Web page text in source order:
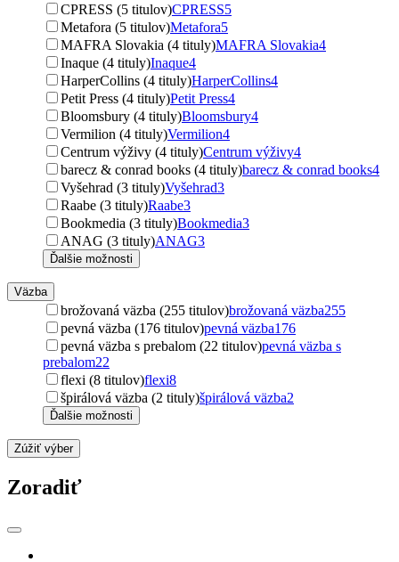
CPRESS (5 titulov)CPRESS5
Metafora (5 titulov)Metafora5
MAFRA Slovakia (4 tituly)MAFRA Slovakia4
Inaque (4 tituly)Inaque4
HarperCollins (4 tituly)HarperCollins4
Petit Press (4 tituly)Petit Press4
Bloomsbury (4 tituly)Bloomsbury4
Vermilion (4 tituly)Vermilion4
Centrum výživy (4 tituly)Centrum výživy4
barecz & conrad books (4 tituly)barecz & conrad books4
Vyšehrad (3 tituly)Vyšehrad3
Raabe (3 tituly)Raabe3
Bookmedia (3 tituly)Bookmedia3
ANAG (3 tituly)ANAG3
Ďalšie možnosti
Väzba
brožovaná väzba (255 titulov)brožovaná väzba255
pevná väzba (176 titulov)pevná väzba176
pevná väzba s prebalom (22 titulov)pevná väzba s
prebalom22
flexi (8 titulov)flexi8
špirálová väzba (2 tituly)špirálová väzba2
Ďalšie možnosti
Zúžiť výber
Zoradiť